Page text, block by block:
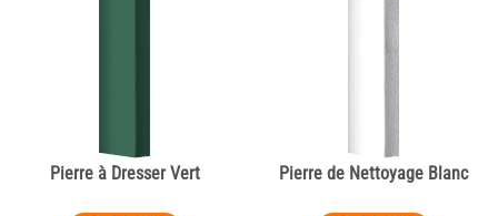
Pierre à Dresser Vert Pierre de Nettoyage Blanc